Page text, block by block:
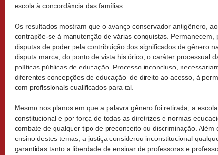
escola à concordância das famílias.
Os resultados mostram que o avanço conservador antigênero,
contrapõe-se à manutenção de várias conquistas. Permanecem,
disputas de poder pela contribuição dos significados de gênero
disputa marca, do ponto de vista histórico, o caráter processual
políticas públicas de educação. Processo inconcluso,
diferentes concepções de educação, de direito ao acesso, à
com profissionais qualificados para tal.
Mesmo nos planos em que a palavra gênero foi retirada, a
constitucional e por força de todas as diretrizes e normas
combate de qualquer tipo de preconceito ou discriminação. Além
ensino destes temas, a justiça considerou inconstitucional
garantidas tanto a liberdade de ensinar de professoras e